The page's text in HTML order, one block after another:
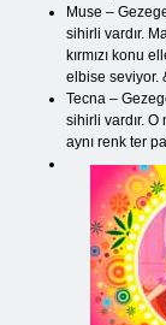
Muse –
sihirli vardır.
kırmızı konu
elbise seviyor.
Tecna –
sihirli vardır. O
aynı renk ter